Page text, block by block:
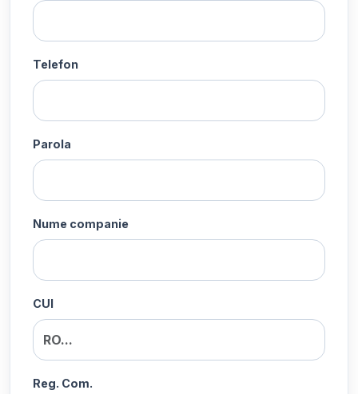
Telefon
Parola
Nume companie
CUI
Reg. Com.